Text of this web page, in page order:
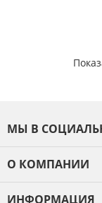
МЫ В
О КОМПАНИИ
ИНФОРМАЦИЯ